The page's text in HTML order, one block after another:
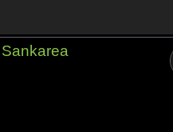
Sankarea